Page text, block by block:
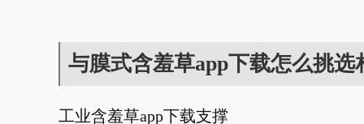
与膜式含羞草app下载怎么挑选
工业含羞草app下载支撑